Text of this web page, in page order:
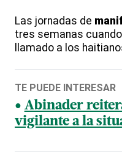
Las jornadas de
tres semanas
llamado a los
TE PUEDE INTERESAR
Abinader
vigilante a la